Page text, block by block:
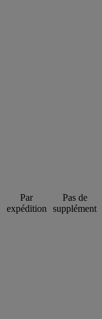
Par
expédition
Pas de
supplément